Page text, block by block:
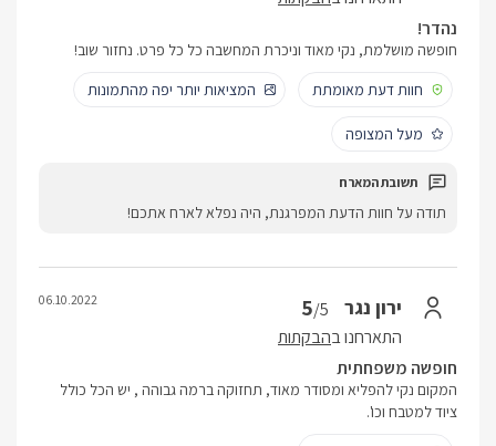
נהדר!
חופשה מושלמת, נקי מאוד וניכרת המחשבה כל כל פרט. נחזור שוב!
חוות דעת מאומתת
המציאות יותר יפה מהתמונות
מעל המצופה
תודה על חוות הדעת המפרגנת, היה נפלא לארח אתכם!
ירון נגר 5/5
התארחנו בהבקתות
06.10.2022
חופשה משפחתית
המקום נקי להפליא ומסודר מאוד, תחזוקה ברמה גבוהה , יש הכל כולל
ציוד למטבח וכו'.